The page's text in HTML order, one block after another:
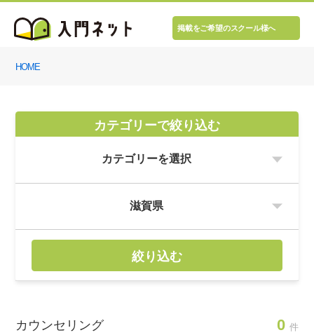
掲載をご希望のスクール様へ
HOME
カテゴリーで絞り込む
絞り込む
カウンセリング 0 件